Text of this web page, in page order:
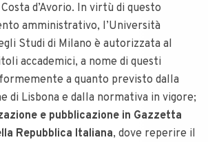
d’Avorio. In virtù di questo
amministrativo, l’Università
Studi di Milano è autorizzata al
accademici, a nome di questi
a quanto previsto dalla
di Lisbona e dalla normativa in vigore;
e pubblicazione in Gazzetta
Repubblica Italiana, dove reperire il